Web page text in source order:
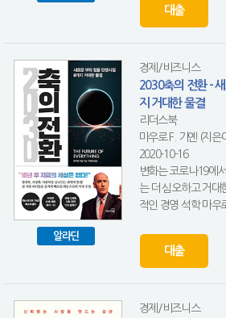
대출
알라딘
경제/비즈니스
2030축의 전환 -
지 거대한 물결
리더스북
마우로 F. 기옌 (지은
2020-10-16
변화는 코로나19에
는 더 심오하고 거대
적인 경영 석학 마우
대출
경제/비즈니스